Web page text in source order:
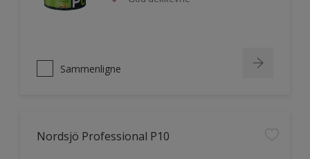
Sammenligne
Nordsjö Professional P10